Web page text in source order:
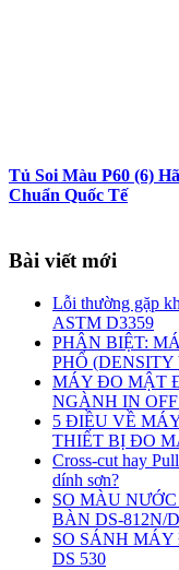
Tủ Soi Màu P60 (6)
Chuẩn Quốc Tế
Bài viết mới
Lỗi thường gặp
ASTM D3359
PHÂN BIỆT:
PHỔ (DENSITY
MÁY ĐO MẬT
NGÀNH IN
5 ĐIỀU VỀ
THIẾT BỊ ĐO
Cross-cut hay
dính sơn?
SO MÀU
BÀN DS-812N/
SO SÁNH
DS 530